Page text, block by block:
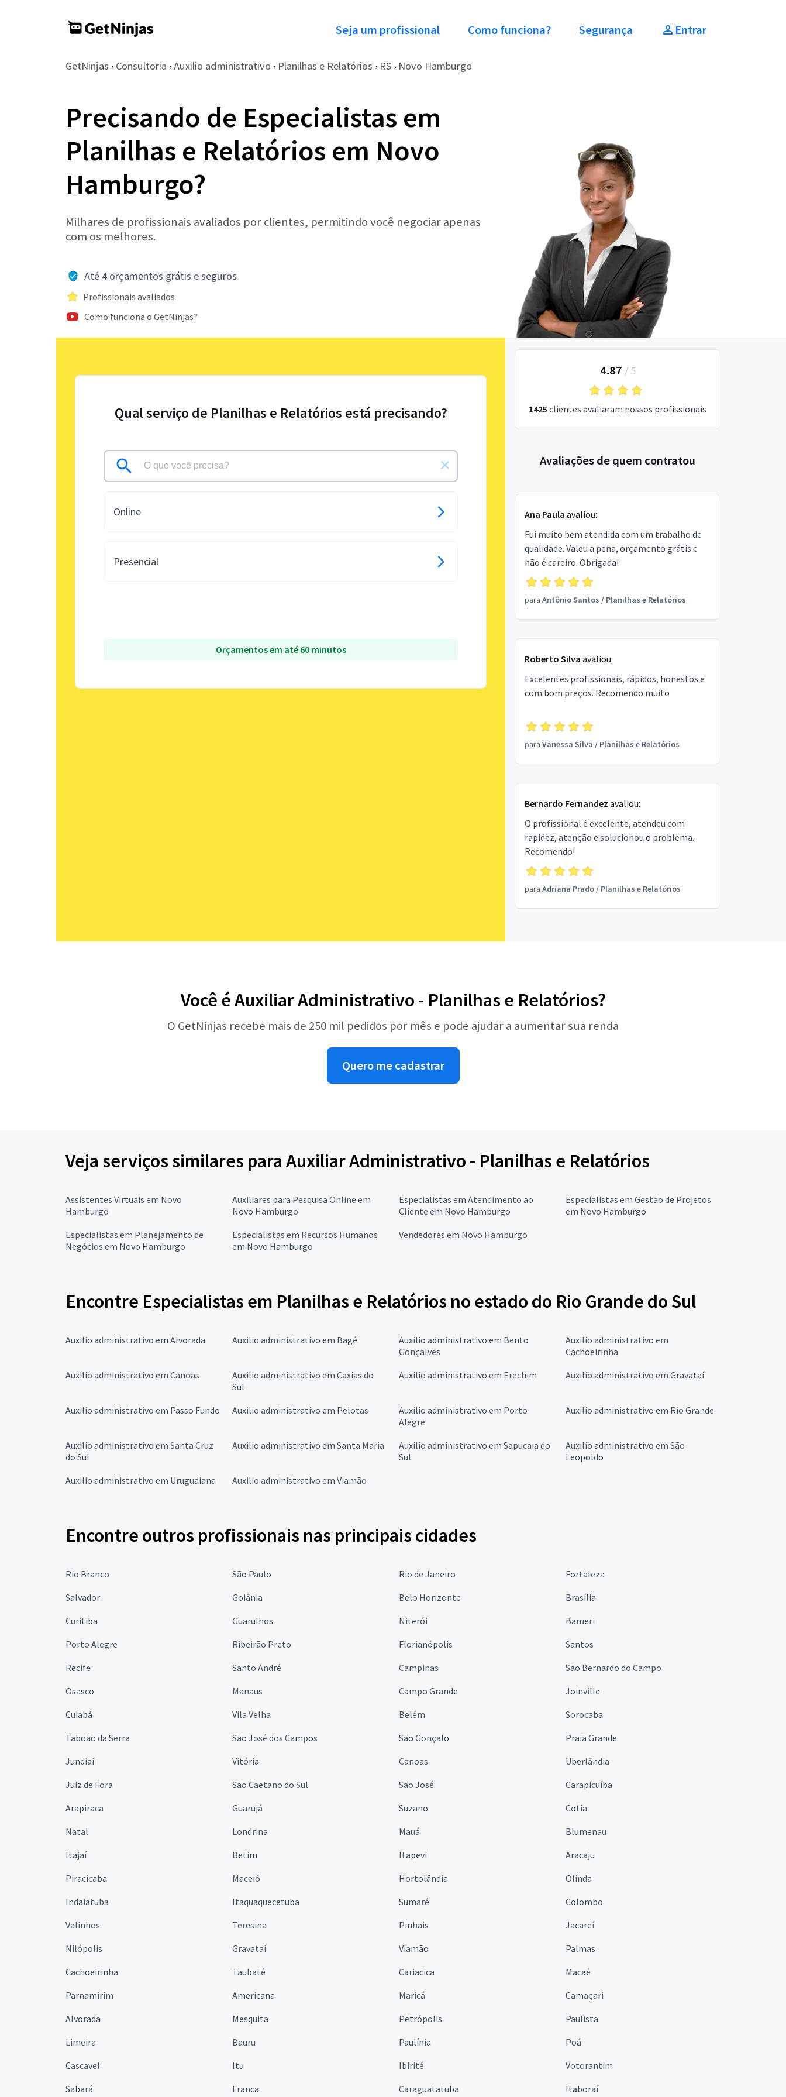
Seja um profissional Como funciona? Segurança Entrar
GetNinjas › Consultoria › Auxilio administrativo › Planilhas e Relatórios › RS › Novo Hamburgo
Precisando de Especialistas em
Planilhas e Relatórios em Novo
Hamburgo?
Milhares de profissionais avaliados por clientes, permitindo você negociar apenas
com os melhores.
Até 4 orçamentos grátis e seguros
Profissionais avaliados
Como funciona o GetNinjas?
Qual serviço de Planilhas e Relatórios está precisando?
Online
Presencial
Orçamentos em até 60 minutos
4.87 / 5
1425 clientes avaliaram nossos profissionais
Avaliações de quem contratou
Ana Paula avaliou:
Fui muito bem atendida com um trabalho de
qualidade. Valeu a pena, orçamento grátis e
não é careiro. Obrigada!
para Antônio Santos / Planilhas e Relatórios
Roberto Silva avaliou:
Excelentes profissionais, rápidos, honestos e
com bom preços. Recomendo muito
para Vanessa Silva / Planilhas e Relatórios
Bernardo Fernandez avaliou:
O profissional é excelente, atendeu com
rapidez, atenção e solucionou o problema.
Recomendo!
para Adriana Prado/ Planilhas e Relatórios
Você é Auxiliar Administrativo - Planilhas e Relatórios?
O GetNinjas recebe mais de 250 mil pedidos por mês e pode ajudar a aumentar sua renda
Quero me cadastrar
Veja serviços similares para Auxiliar Administrativo - Planilhas e Relatórios
Assistentes Virtuais em Novo
Hamburgo
Auxiliares para Pesquisa Online em
Novo Hamburgo
Especialistas em Atendimento ao
Cliente em Novo Hamburgo
Especialistas em Gestão de Projetos
em Novo Hamburgo
Especialistas em Planejamento de
Negócios em Novo Hamburgo
Especialistas em Recursos Humanos
em Novo Hamburgo
Vendedores em Novo Hamburgo
Encontre Especialistas em Planilhas e Relatórios no estado do Rio Grande do Sul
Auxilio administrativo em Alvorada Auxilio administrativo em Bagé
Auxilio administrativo em Bento
Gonçalves
Auxilio administrativo em
Cachoeirinha
Auxilio administrativo em Canoas
Auxilio administrativo em Caxias do
Sul
Auxilio administrativo em Erechim Auxilio administrativo em Gravataí
Auxilio administrativo em Passo Fundo Auxilio administrativo em Pelotas
Auxilio administrativo em Porto
Alegre
Auxilio administrativo em Rio Grande
Auxilio administrativo em Santa Cruz
do Sul
Auxilio administrativo em Santa Maria
Auxilio administrativo em Sapucaia do
Sul
Auxilio administrativo em São
Leopoldo
Auxilio administrativo em Uruguaiana
Auxilio administrativo em Viamão
Encontre outros profissionais nas principais cidades
Rio Branco São Paulo Rio de Janeiro
Fortaleza
Salvador
Goiânia Belo Horizonte
Brasília
Curitiba
Guarulhos Niterói
Barueri
Porto Alegre
Ribeirão Preto Florianópolis
Santos
Recife
Santo André Campinas
São Bernardo do Campo
Osasco
Manaus Campo Grande
Joinville
Cuiabá
Vila Velha Belém
Sorocaba
Taboão da Serra
São José dos Campos São Gonçalo
Praia Grande
Jundiaí
Vitória Canoas
Uberlândia
Juiz de Fora
São Caetano do Sul São José
Carapicuíba
Arapiraca
Guarujá Suzano
Cotia
Natal
Londrina Mauá
Blumenau
Itajaí
Betim Itapevi
Aracaju
Piracicaba
Maceió Hortolândia
Olinda
Indaiatuba
Itaquaquecetuba Sumaré
Colombo
Valinhos
Teresina Pinhais
Jacareí
Nilópolis
Gravataí Viamão
Palmas
Cachoeirinha
Taubaté Cariacica
Macaé
Parnamirim
Americana Maricá
Camaçari
Alvorada
Mesquita Petrópolis
Paulista
Limeira
Bauru Paulínia
Poá
Cascavel
Itu Ibirité
Votorantim
Sabará
Franca Caraguatatuba Itaboraí